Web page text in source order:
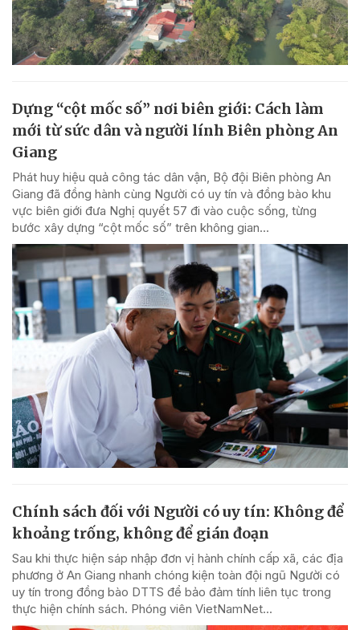
Dựng “cột mốc số” nơi biên giới: Cách làm
mới từ sức dân và người lính Biên phòng An
Giang
Phát huy hiệu quả công tác dân vận, Bộ đội Biên phòng An
Giang đã đồng hành cùng Người có uy tín và đồng bào khu
vực biên giới đưa Nghị quyết 57 đi vào cuộc sống, từng
bước xây dựng “cột mốc số” trên không gian...
Chính sách đối với Người có uy tín: Không để
khoảng trống, không để gián đoạn
Sau khi thực hiện sáp nhập đơn vị hành chính cấp xã, các địa
phương ở An Giang nhanh chóng kiện toàn đội ngũ Người có
uy tín trong đồng bào DTTS để bảo đảm tính liên tục trong
thực hiện chính sách. Phóng viên VietNamNet...